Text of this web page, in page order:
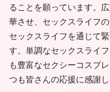
ることを願っています。
華させ、セックスライフ
セックスライフを通じて
す。単調なセックスライ
も豊富なセクシーコスプ
つも皆さんの応援に感謝し